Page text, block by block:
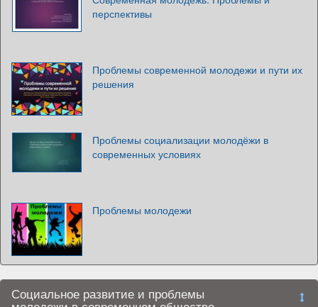
перспективы
Проблемы современной молодежи и пути их
решения
Проблемы социализации молодёжи в
современных условиях
Проблемы молодежи
Социальное развитие и проблемы